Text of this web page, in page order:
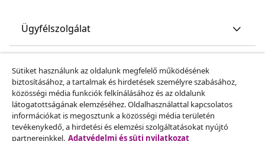
Ügyfélszolgálat
vidaXL
Fedezz fel többet
Sütiket használunk az oldalunk megfelelő működésének
biztosításához, a tartalmak és hirdetések személyre szabásához,
közösségi média funkciók felkínálásához és az oldalunk
látogatottságának elemzéséhez. Oldalhasználattal kapcsolatos
információkat is megosztunk a közösségi média területén
tevékenykedő, a hirdetési és elemzési szolgáltatásokat nyújtó
partnereinkkel. Adatvédelmi és süti nyilatkozat